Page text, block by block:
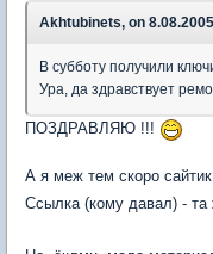
Akhtubinets, on
В субботу получили
Ура, да здравствует
ПОЗДРАВЛЯЮ !!!
А я меж тем скоро
Ссылка (кому давал) - та